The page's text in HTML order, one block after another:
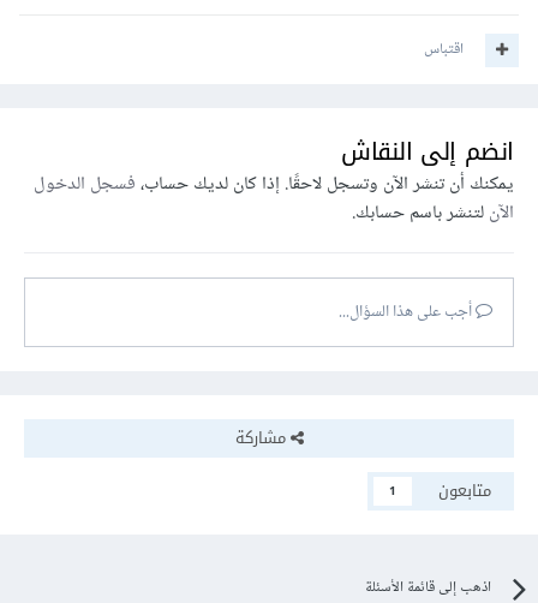
اقتباس
انضم إلى النقاش
يمكنك أن تنشر الآن وتسجل لاحقًا. إذا كان لديك حساب،فسجل الدخول
الآنلتنشر باسم حسابك.
أجب على هذا السؤال...
مشاركة
متابعون
1
اذهب إلى قائمة الأسئلة